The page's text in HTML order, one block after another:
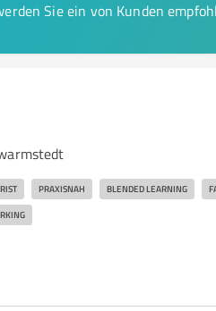
Sie ein von Kunden
PRAXISNAH BLENDED LEARNING